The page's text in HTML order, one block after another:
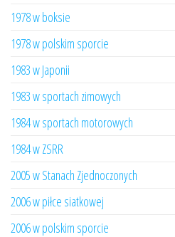
1978 w boksie
1978 w polskim sporcie
1983 w Japonii
1983 w sportach zimowych
1984 w sportach motorowych
1984 w ZSRR
2005 w Stanach Zjednoczonych
2006 w piłce siatkowej
2006 w polskim sporcie